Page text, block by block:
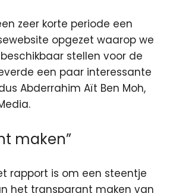
zeer korte periode een
opgezet waarop we
stellen voor de
een paar interessante
Abderrahim Aït Ben Moh,
maken”
rapport is om een steentje
het transparant maken van